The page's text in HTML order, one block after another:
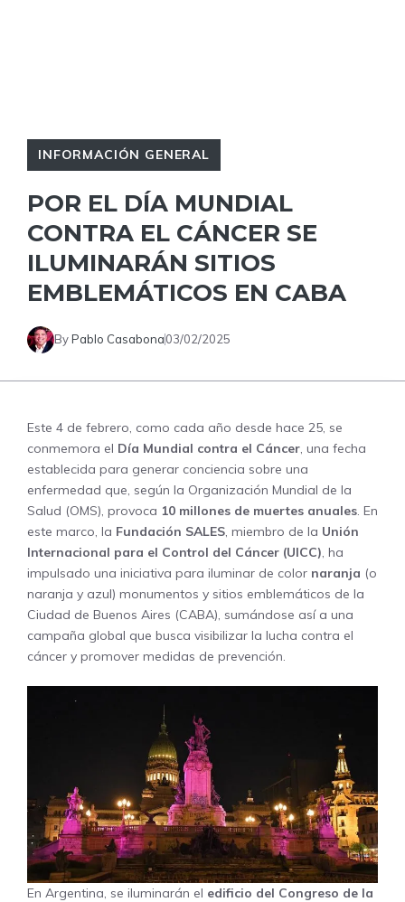
INFORMACIÓN GENERAL
POR EL DÍA MUNDIAL
CONTRA EL CÁNCER SE
ILUMINARÁN SITIOS
EMBLEMÁTICOS EN CABA
ByPablo Casabona03/02/2025
Este 4 de febrero, como cada año desde hace 25, se
conmemora el Día Mundial contra el Cáncer, una fecha
establecida para generar conciencia sobre una
enfermedad que, según la Organización Mundial de la
Salud (OMS), provoca 10 millones de muertes anuales. En
este marco, la Fundación SALES, miembro de la Unión
Internacional para el Control del Cáncer (UICC), ha
impulsado una iniciativa para iluminar de color naranja (o
naranja y azul) monumentos y sitios emblemáticos de la
Ciudad de Buenos Aires (CABA), sumándose así a una
campaña global que busca visibilizar la lucha contra el
cáncer y promover medidas de prevención.
En Argentina, se iluminarán el edificio del Congreso de la